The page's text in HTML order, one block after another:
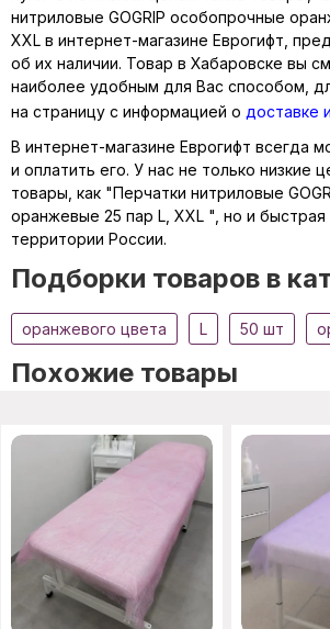
нитриловые GOGRIP особопрочные
XXL в интернет-магазине Еврогифт,
об их наличии. Товар в Хабаровске вы
наиболее удобным для Вас способом,
на страницу с информацией о доставке
В интернет-магазине Еврогифт всегда
и оплатить его. У нас не только низкие
товары, как "Перчатки нитриловые
оранжевые 25 пар L, XXL ", но и быстрая
территории России.
Подборки товаров в
оранжевого цвета L 50 шт
Похожие товары